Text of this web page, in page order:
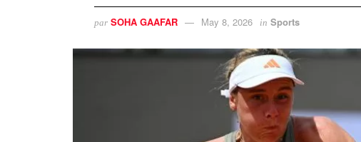
par SOHA GAAFAR May 8, 2026 in Sports